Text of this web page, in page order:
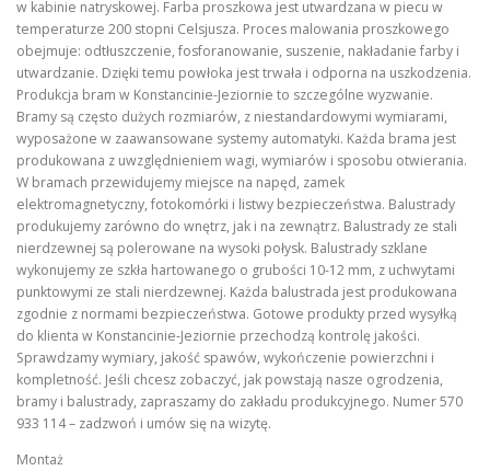
w kabinie natryskowej. Farba proszkowa jest utwardzana w piecu w
temperaturze 200 stopni Celsjusza. Proces malowania proszkowego
obejmuje: odtłuszczenie, fosforanowanie, suszenie, nakładanie farby i
utwardzanie. Dzięki temu powłoka jest trwała i odporna na uszkodzenia.
Produkcja bram w Konstancinie-Jeziornie to szczególne wyzwanie.
Bramy są często dużych rozmiarów, z niestandardowymi wymiarami,
wyposażone w zaawansowane systemy automatyki. Każda brama jest
produkowana z uwzględnieniem wagi, wymiarów i sposobu otwierania.
W bramach przewidujemy miejsce na napęd, zamek
elektromagnetyczny, fotokomórki i listwy bezpieczeństwa. Balustrady
produkujemy zarówno do wnętrz, jak i na zewnątrz. Balustrady ze stali
nierdzewnej są polerowane na wysoki połysk. Balustrady szklane
wykonujemy ze szkła hartowanego o grubości 10-12 mm, z uchwytami
punktowymi ze stali nierdzewnej. Każda balustrada jest produkowana
zgodnie z normami bezpieczeństwa. Gotowe produkty przed wysyłką
do klienta w Konstancinie-Jeziornie przechodzą kontrolę jakości.
Sprawdzamy wymiary, jakość spawów, wykończenie powierzchni i
kompletność. Jeśli chcesz zobaczyć, jak powstają nasze ogrodzenia,
bramy i balustrady, zapraszamy do zakładu produkcyjnego. Numer 570
933 114 – zadzwoń i umów się na wizytę.
Montaż